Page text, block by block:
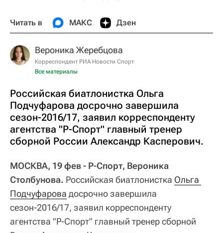
Читать в МАКС Дзен
Вероника Жеребцова
Корреспондент РИА Новости Спорт
Все материалы
Российская биатлонистка Ольга
Подчуфарова досрочно завершила
сезон-2016/17, заявил корреспонденту
агентства "Р-Спорт" главный тренер
сборной России Александр Касперович.
МОСКВА, 19 фев - Р-Спорт, Вероника
Столбунова. Российская биатлонистка Ольга
Подчуфарова досрочно завершила
сезон-2016/17, заявил корреспонденту
агентства "Р-Спорт" главный тренер сборной